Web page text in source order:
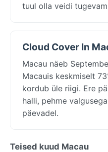
tuul olla veidi
Cloud Cover In
Macau näeb
Macauis keskmiselt
kordub üle riigi. Ere
halli, pehme
päevadel.
Teised kuud Macau